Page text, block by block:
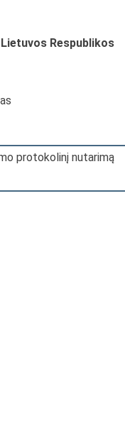
Respublikos
protokolinį nutarimą